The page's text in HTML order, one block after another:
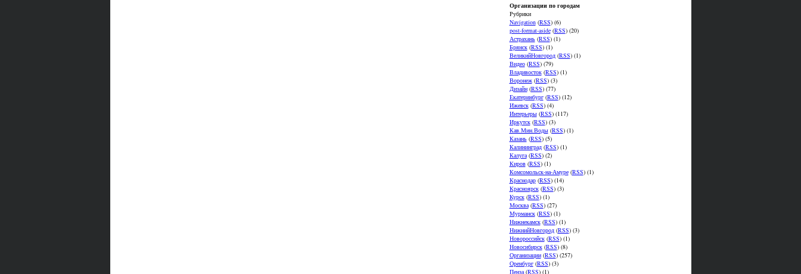
Организации по городам
Рубрики
Navigation(RSS) (6)
post-format-aside(RSS) (20)
Астрахань(RSS) (1)
Брянск(RSS) (1)
ВеликийНовгород(RSS) (1)
Видео(RSS) (79)
Владивосток(RSS) (1)
Воронеж(RSS) (3)
Дизайн(RSS) (77)
Екатеринбург(RSS) (12)
Ижевск(RSS) (4)
Интерьеры(RSS) (117)
Иркутск(RSS) (3)
Кав.Мин.Воды(RSS) (1)
Казань(RSS) (5)
Калининград(RSS) (1)
Калуга(RSS) (2)
Киров(RSS) (1)
Комсомольск-на-Амуре(RSS) (1)
Краснодар(RSS) (14)
Красноярск(RSS) (3)
Курск(RSS) (1)
Москва(RSS) (27)
Мурманск(RSS) (1)
Нижнекамск(RSS) (1)
НижнийНовгород(RSS) (3)
Новороссийск(RSS) (1)
Новосибирск(RSS) (8)
Организации(RSS) (257)
Оренбург(RSS) (3)
Пенза(RSS) (1)